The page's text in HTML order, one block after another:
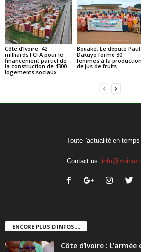
Côte d’Ivoire: 42
milliards FCFA pour le
financement partiel de
la construction de 4300
logements sociaux
Bouaké: Le député Paul
Dakuyo forme 30
femmes à la production
de jus de fruits
Toute l'actualité en temps
Contact us:
ENCORE PLUS D'INFOS....
Côte d’Ivoire :